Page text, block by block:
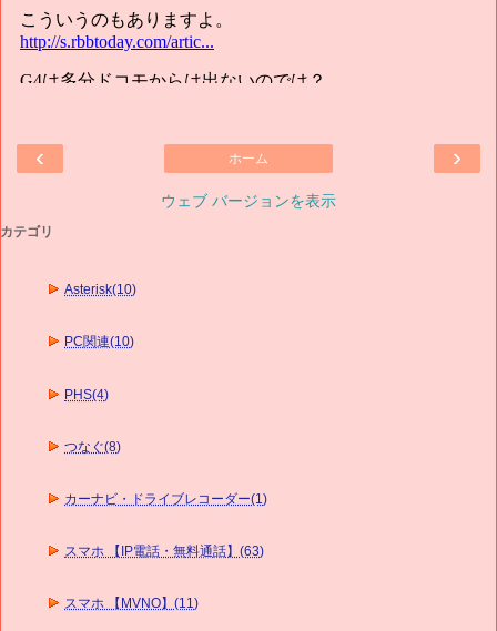
‹ ›
ホーム
ウェブ バージョンを表示
カテゴリ
Asterisk(10)
PC関連(10)
PHS(4)
つなぐ(8)
カーナビ・ドライブレコーダー(1)
スマホ 【IP電話・無料通話】(63)
スマホ 【MVNO】(11)